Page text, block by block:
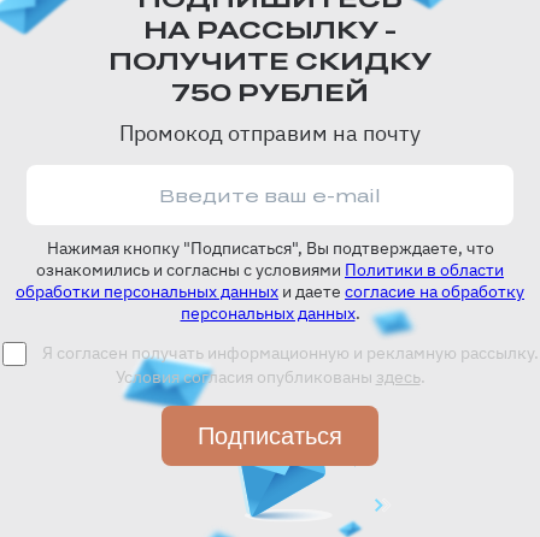
НА РАССЫЛКУ -
ПОЛУЧИТЕ СКИДКУ
750 РУБЛЕЙ
Промокод отправим на почту
Нажимая кнопку "Подписаться", Вы подтверждаете, что
ознакомились и согласны с условиями Политики в области
обработки персональных данных и даете согласие на обработку
персональных данных.
Я согласен получать информационную и рекламную рассылку.
Условия согласия опубликованы здесь.
Подписаться